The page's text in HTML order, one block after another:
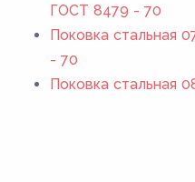
ГОСТ 8479 - 70
Поковка стальная
- 70
Поковка стальная